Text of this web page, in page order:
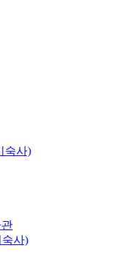
숙사)
사)